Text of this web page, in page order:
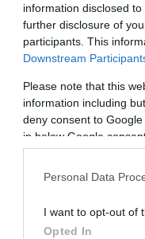
information disclosed
further disclosure of
participants. This
Downstream
Please note that this
information including
deny consent to
in below Google
Personal Data
I want to opt-out of
Opted In